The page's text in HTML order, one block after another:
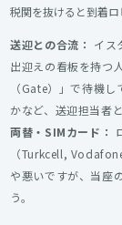
税関を抜けると到着ロ
送迎との合流： イス
出迎えの看板を持つ
（Gate）」で待機
かなど、送迎担当者
両替・SIMカード：
（Turkcell,
や悪いですが、当座
う。